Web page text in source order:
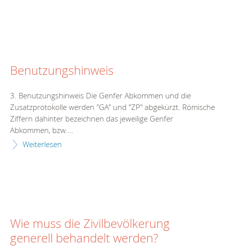
Benutzungshinweis
3. Benutzungshinweis Die Genfer Abkommen und die
Zusatzprotokolle werden "GA" und "ZP" abgekürzt. Römische
Ziffern dahinter bezeichnen das jeweilige Genfer
Abkommen, bzw....
Weiterlesen
Wie muss die Zivilbevölkerung
generell behandelt werden?